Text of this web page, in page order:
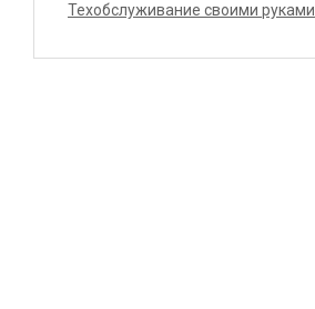
Техобслуживание своими руками